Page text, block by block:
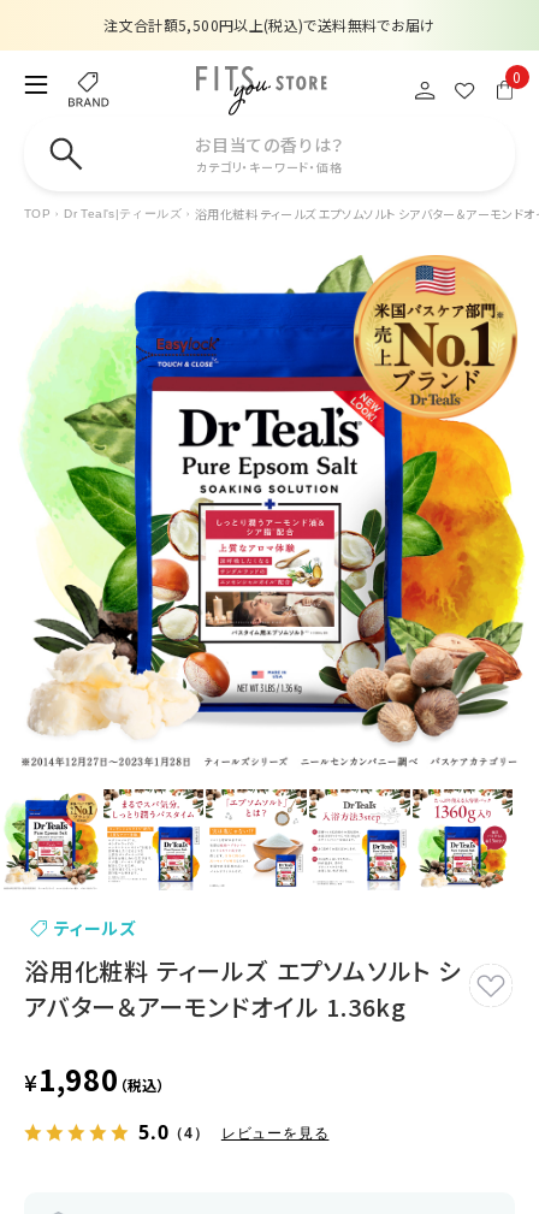
注文合計額5,500円以上(税込)で送料無料でお届け
夏季休業のお知らせ
【数量限定】購入金額6,000円(税込)以上で香水サンプルプレゼント
注文合計額5,500円以上(税込)で送料無料でお届け
0
お目当ての香りは？
カテゴリ・キーワード・価格
TOP Dr Teal's|ティールズ 浴用化粧料 ティールズ エプソムソルト シアバター＆アーモンド
ティールズ
浴用化粧料 ティールズ エプソムソルト シ
アバター＆アーモンドオイル 1.36kg
¥1,980 （税込）
5.0 （4） レビューを見る